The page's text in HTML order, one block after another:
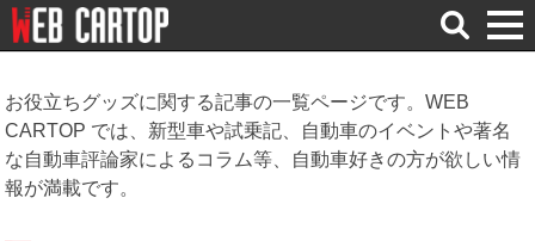
検
索
お役立ちグッズに関する記事の一覧ページです。WEB
CARTOP では、新型車や試乗記、自動車のイベントや著名
な自動車評論家によるコラム等、自動車好きの方が欲しい情
報が満載です。